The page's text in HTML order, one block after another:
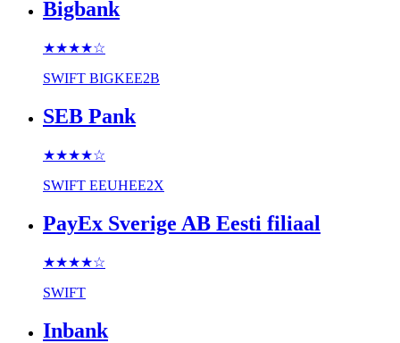
Bigbank
★★★★☆
SWIFT BIGKEE2B
SEB Pank
★★★★☆
SWIFT EEUHEE2X
PayEx Sverige AB Eesti filiaal
★★★★☆
SWIFT
Inbank